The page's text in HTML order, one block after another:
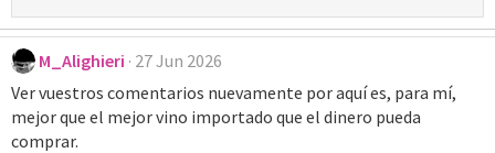
o
n
e
:
M_Alighieri 27 Jun 2026
Ver vuestros comentarios nuevamente por aquí es, para mí,
mejor que el mejor vino importado que el dinero pueda
comprar.